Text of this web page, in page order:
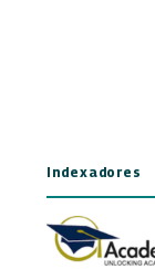
Indexadores